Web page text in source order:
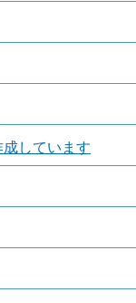
しています